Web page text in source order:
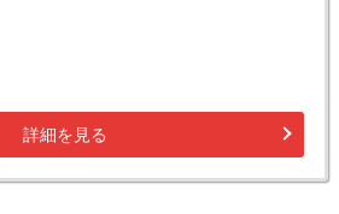
詳細を見る